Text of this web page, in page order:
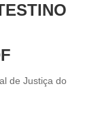
de Justiça do